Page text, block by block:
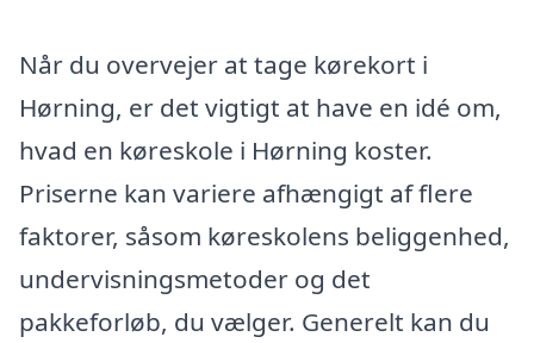
Når du overvejer at tage kørekort i
Hørning, er det vigtigt at have en idé om,
hvad en køreskole i Hørning koster.
Priserne kan variere afhængigt af flere
faktorer, såsom køreskolens beliggenhed,
undervisningsmetoder og det
pakkeforløb, du vælger. Generelt kan du